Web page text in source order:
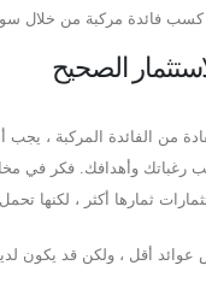
فائدة مركبة من خلال
الصحيح
من الفائدة المركبة ، يجب
رغباتك وأهدافك. فكر في
ثمارها أكثر ، لكنها
أقل ، ولكن قد يكون